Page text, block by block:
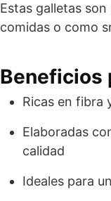
Estas galletas
comidas o como
Beneficios
Ricas en fibra
Elaboradas
calidad
Ideales para